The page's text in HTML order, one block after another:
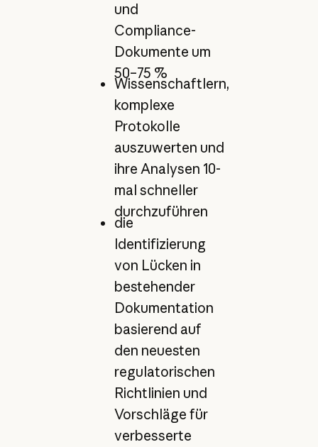
und
Compliance-
Dokumente um
50–75 %
Wissenschaftlern,
komplexe
Protokolle
auszuwerten und
ihre Analysen 10-
mal schneller
durchzuführen
die
Identifizierung
von Lücken in
bestehender
Dokumentation
basierend auf
den neuesten
regulatorischen
Richtlinien und
Vorschläge für
verbesserte